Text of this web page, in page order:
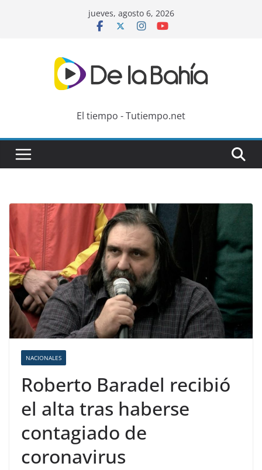
jueves, agosto 6, 2026
El tiempo - Tutiempo.net
NACIONALES
Roberto Baradel recibió
el alta tras haberse
contagiado de
coronavirus